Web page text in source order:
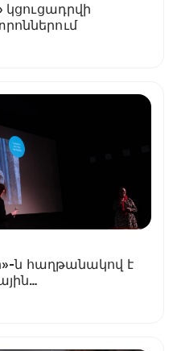
կցուցադրվի
ն հաղթանակով է